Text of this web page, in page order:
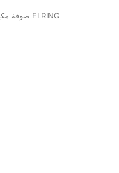
صوفة مكينة خلفية من ELRING